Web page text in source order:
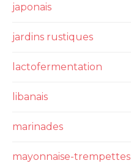
japonais
jardins rustiques
lactofermentation
libanais
marinades
mayonnaise-trempettes